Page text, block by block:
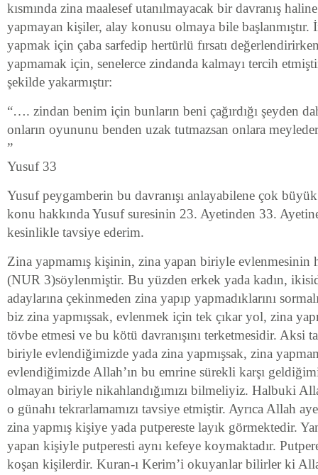
kısmında zina maalesef utanılmayacak bir davranış
yapmayan kişiler, alay konusu olmaya bile başlanmıştır.
yapmak için çaba sarfedip hertürlü fırsatı
yapmamak için, senelerce zindanda kalmayı tercih
şekilde yakarmıştır:
“…. zindan benim için bunların beni çağırdığı şeyden
onların oyununu benden uzak tutmazsan onlara
”
Yusuf 33
Yusuf peygamberin bu davranışı anlayabilene çok
konu hakkında Yusuf suresinin 23. Ayetinden 33.
kesinlikle tavsiye ederim.
Zina yapmamış kişinin, zina yapan biriyle evlenmesinin
(NUR 3)söylenmiştir. Bu yüzden erkek yada kadın,
adaylarına çekinmeden zina yapıp yapmadıklarını
biz zina yapmışsak, evlenmek için tek çıkar yol, zina
tövbe etmesi ve bu kötü davranışını terketmesidir. Aksi
biriyle evlendiğimizde yada zina yapmışsak, zina
evlendiğimizde Allah’ın bu emrine sürekli karşı
olmayan biriyle nikahlandığımızı bilmeliyiz. Halbuki
o günahı tekrarlamamızı tavsiye etmiştir. Ayrıca Allah
zina yapmış kişiye yada putpereste layık görmektedir.
yapan kişiyle putperesti aynı kefeye koymaktadır.
koşan kişilerdir. Kuran-ı Kerim’i okuyanlar bilirler ki